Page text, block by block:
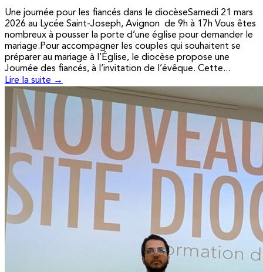
Une journée pour les fiancés dans le diocèseSamedi 21 mars
2026 au Lycée Saint-Joseph, Avignon de 9h à 17h Vous êtes
nombreux à pousser la porte d’une église pour demander le
mariage.Pour accompagner les couples qui souhaitent se
préparer au mariage à l’Église, le diocèse propose une
Journée des fiancés, à l’invitation de l’évêque. Cette...
Lire la suite →